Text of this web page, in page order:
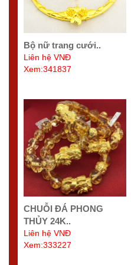
Bộ nữ trang cưới..
Liên hệ VNĐ
Xem:341837
CHUỖI ĐÁ PHONG
THỦY 24K..
Liên hệ VNĐ
Xem:333227